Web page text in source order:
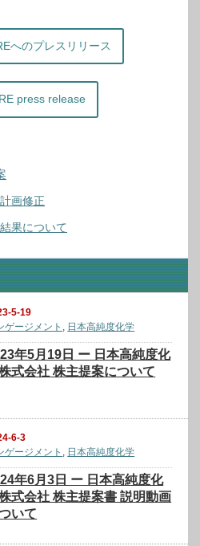
へのプレスリリース
press release
画修正
果について
5-19
ゲージメント
日本高純度化学
年5月19日 ー 日本高純度化
式会社 株主提案について
6-3
ゲージメント , 日本高純度化学
年6月3日 ー 日本高純度化
式会社 株主提案書 説明動画
いて